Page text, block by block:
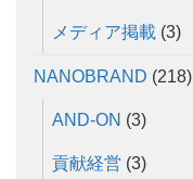
メディア掲載 (3)
NANOBRAND (218)
AND-ON (3)
貢献経営 (3)